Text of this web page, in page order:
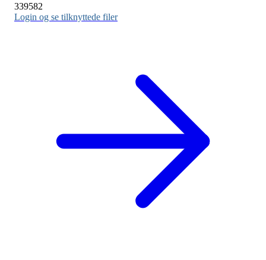
339582
Login og se tilknyttede filer